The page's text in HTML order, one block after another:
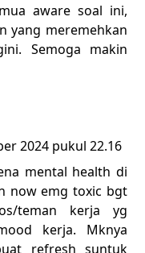
aware soal ini,
yang meremehkan
Semoga makin
2024 pukul 22.16
mental health di
now emg toxic bgt
teman kerja yg
kerja. Mknya
refresh suntuk